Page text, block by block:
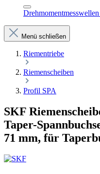
Menü schließen
Riementriebe
Riemenscheiben
Profil SPA
SKF
Taper-
71 mm, für